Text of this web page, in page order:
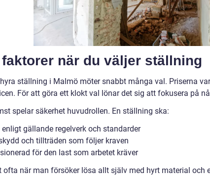
när du väljer ställning
ställning i Malmö möter snabbt många val. Priserna
För att göra ett klokt val lönar det sig att fokusera på
spelar säkerhet huvudrollen. En ställning ska:
gällande regelverk och standarder
och tillträden som följer kraven
för den last som arbetet kräver
ofta när man försöker lösa allt själv med hyrt material och